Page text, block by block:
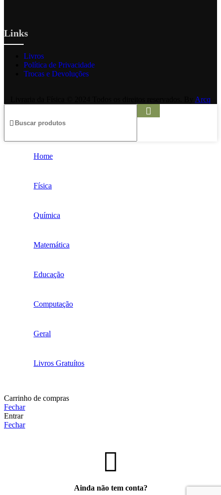
Links
Livros
Política de Privacidade
Trocas e Devoluções
Arcq
Home
Física
Química
Matemática
Educação
Computação
Geral
Livros Gratuítos
Carrinho de compras
Fechar
Entrar
Fechar
Ainda não tem conta?